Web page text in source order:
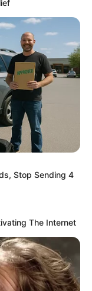
พ่พอดี
ไม่มีเรื่องให้ตื่น
ะต้องตัดสินใจ
เข้าไปแบกรับ
คาดหวังไม่ได้
Stop Sending 4
The Internet